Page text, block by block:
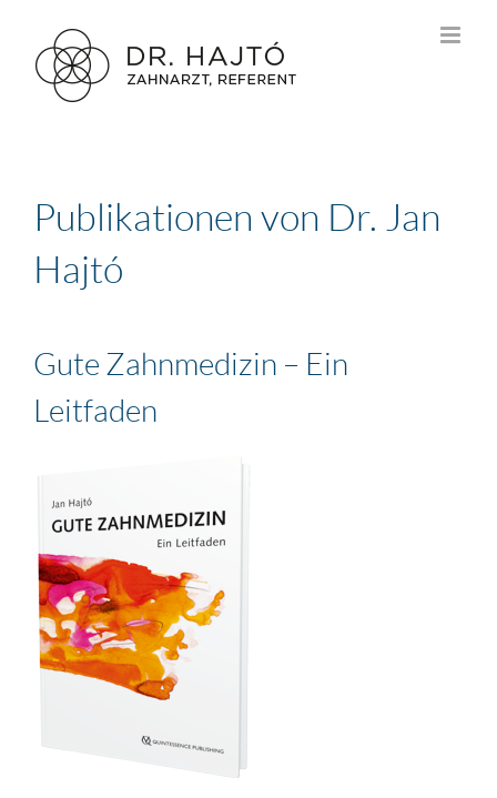
springen
Publikationen von Dr. Jan
Hajtó
Gute Zahnmedizin – Ein
Leitfaden